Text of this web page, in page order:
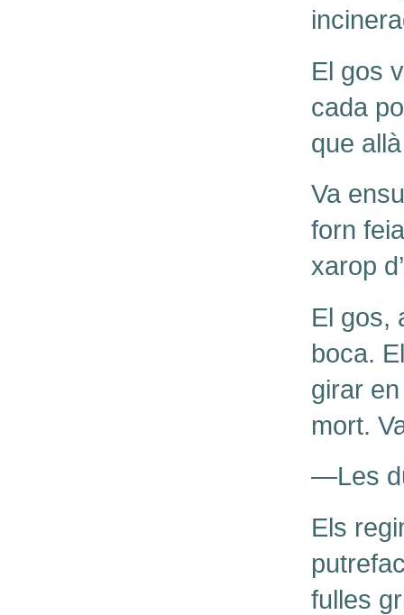
El gos
cada
que
Va
forn
xarop
El gos,
boca.
girar
mort.
—Les
Els
fulles